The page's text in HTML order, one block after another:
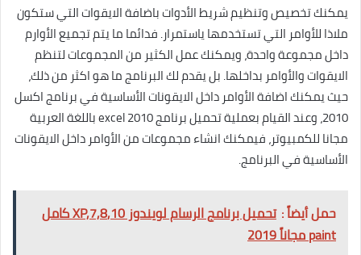
يمكنك تخصيص وتنظيم شريط الأدوات باضافة الايقوات التي ستكون
ملاذا للأوامر التي تستخدمها ياستمرار. فدائما ما يتم تجميع الأوارم
داخل مجموعة واحدة، ويمكنك عمل الكثير من المجموعات لتنظم
الايقوات والأوامر بداخلها. بل يقدم لك البرنامج ما هو اكثر من ذلك،
حيث يمكنك اضافة الأوامر داخل الايقونات الأساسية في برنامج اكسل
2010، وعند القيام بعملية تحميل برنامج excel 2010 باللغة العربية
مجانا للكمبيوتر، فيمكنك انشاء مجموعات من الأوامر داخل الايقونات
الأساسية في البرنامج.
حمل أيضاً :
تحميل برنامج الرسام لويندوز 10,XP,7,8 كامل
paint مجاناً 2019